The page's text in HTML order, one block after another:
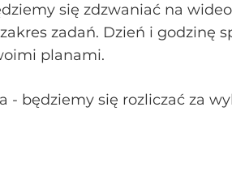
się zdzwaniać na
zadań. Dzień i godzinę
planami.
- będziemy się rozliczać za